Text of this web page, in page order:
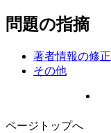
問題の指摘
著者情報の修正
その他
ページトップへ